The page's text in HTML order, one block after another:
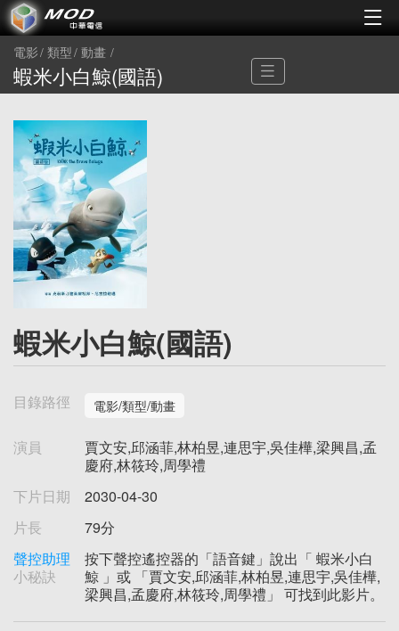
電影 類型 動畫
蝦米小白鯨(國語)
蝦米小白鯨(國語)
目錄路徑 電影/類型/動畫
演員
賈文安,邱涵菲,林柏昱,連思宇,吳佳樺,梁興昌,孟
慶府,林筱玲,周學禮
下片日期
2030-04-30
片長
79分
聲控助理
小秘訣
按下聲控遙控器的「語音鍵」說出「 蝦米小白
鯨 」或 「賈文安,邱涵菲,林柏昱,連思宇,吳佳樺,
梁興昌,孟慶府,林筱玲,周學禮」 可找到此影片。